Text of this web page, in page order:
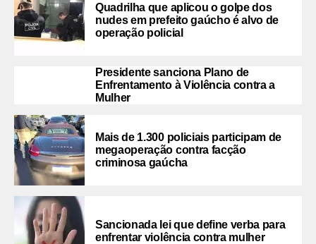
Quadrilha que aplicou o golpe dos
nudes em prefeito gaúcho é alvo de
operação policial
Presidente sanciona Plano de
Enfrentamento à Violência contra a
Mulher
Mais de 1.300 policiais participam de
megaoperação contra facção
criminosa gaúcha
Sancionada lei que define verba para
enfrentar violência contra mulher